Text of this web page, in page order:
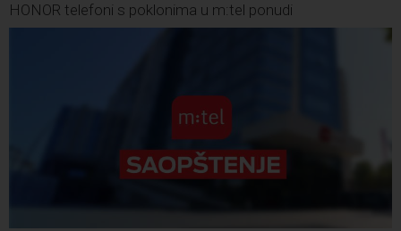
HONOR telefoni s poklonima u m:tel ponudi